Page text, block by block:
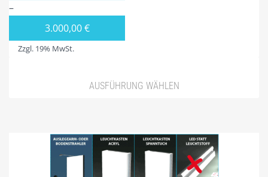
–
3.000,00€
Zzgl. 19% MwSt.
AUSFÜHRUNG WÄHLEN